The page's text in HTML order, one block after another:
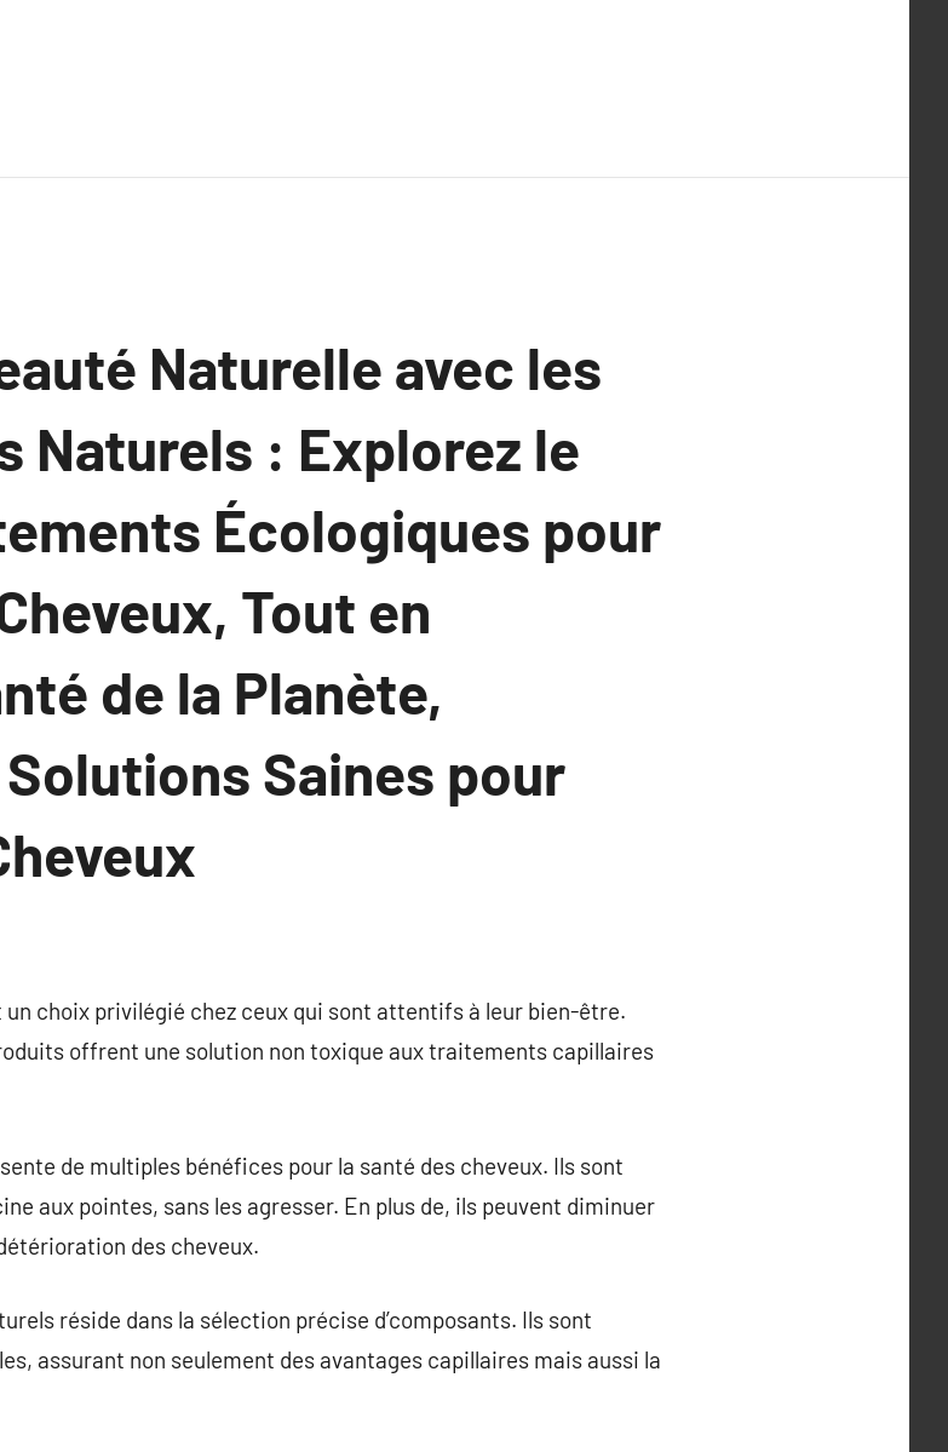
Naturelle avec les
Naturels : Explorez le
Écologiques pour
Tout en
de la Planète,
Saines pour
choix privilégié chez ceux qui sont attentifs à leur bien-être.
offrent une solution non toxique aux traitements capillaires
de multiples bénéfices pour la santé des cheveux. Ils sont
aux pointes, sans les agresser. En plus de, ils peuvent diminuer
des cheveux.
réside dans la sélection précise d’composants. Ils sont
assurant non seulement des avantages capillaires mais aussi la